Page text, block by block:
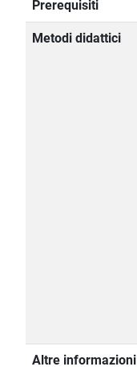
Prerequisiti
Metodi didattici
Altre informazioni